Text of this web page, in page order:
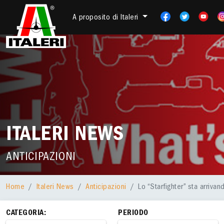
A proposito di Italeri
ITALERI NEWS
ANTICIPAZIONI
Home Italeri News Anticipazioni Lo “Starfighter” sta
CATEGORIA: PERIODO